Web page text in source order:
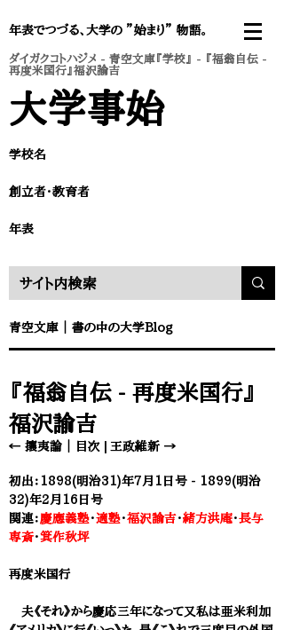
年表でつづる、大学の ”始まり” 物語。
ダイガクコトハジメ - 青空文庫『学校』 - 『福翁自伝 -
再度米国行』福沢諭吉
​大学事始
学校名
​創立者・教育者
​年表
​青空文庫 書の中の大学Blog
『福翁自伝 - 再度米国行』
福沢諭吉
← 攘夷論 目次 王政維新 →
初出：1898(明治31)年7月1日号 - 1899(明治
32)年2月16日号
関連：慶應義塾・適塾・福沢諭吉・緒方洪庵・長与
専斎・箕作秋坪
再度米国行
夫《それ》から慶応三年になって又私は亜米利加